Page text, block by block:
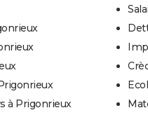
à Prigonrieux